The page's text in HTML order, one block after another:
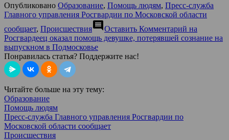
Опубликовано Образование, Помощь людям, Пресс-служба
Главного управления Росгвардии по Московской области
сообщает, Происшествияcomment Оставить Комментарий на
Росгвардеец оказал помощь девушке, потерявшей сознание на
выпускном в Подмосковье
Понравилась статья? Поддержите нас!
Читайте больше на эту тему:
Образование
Помощь людям
Пресс-служба Главного управления Росгвардии по
Московской области сообщает
Происшествия